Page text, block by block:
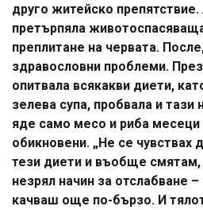
друго житейско препятствие.
претърпяла
преплитане на червата.
здравословни проблеми.
опитвала всякакви диети,
зелева супа, пробвала и
яде само месо и риба месеци
обикновени. „Не се чувствах
тези диети и въобще смятам,
незрял начин за отслабване
качваш още по-бързо. И